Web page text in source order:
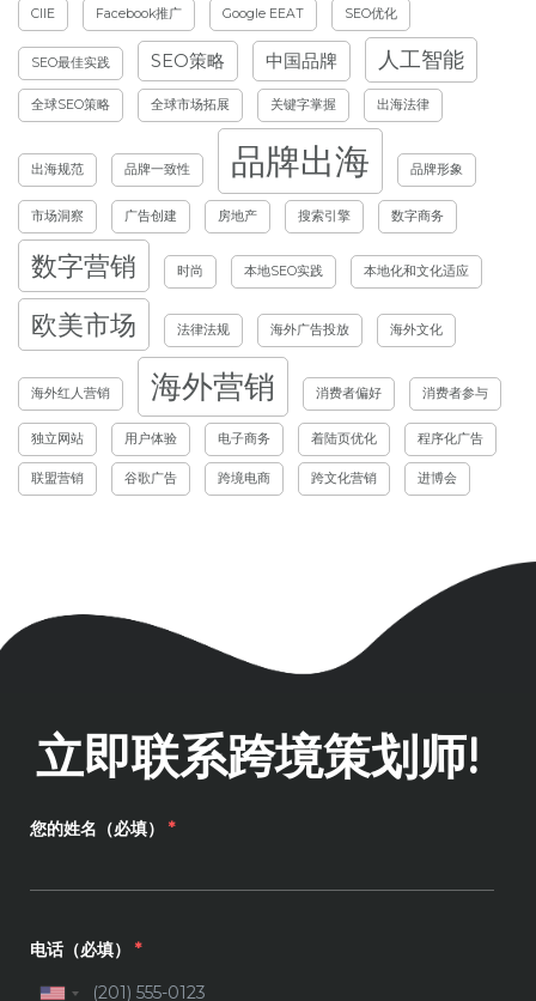
CIIE Facebook推广 Google EEAT SEO优化
SEO最佳实践 SEO策略 中国品牌 人工智能
全球SEO策略 全球市场拓展 关键字掌握 出海法律
出海规范 品牌一致性 品牌出海 品牌形象
市场洞察 广告创建 房地产 搜索引擎 数字商务
数字营销 时尚 本地SEO实践 本地化和文化适应
欧美市场 法律法规 海外广告投放 海外文化
海外红人营销 海外营销 消费者偏好 消费者参与
独立网站 用户体验 电子商务 着陆页优化 程序化广告
联盟营销 谷歌广告 跨境电商 跨文化营销 进博会
立即联系跨境策划师!
您的姓名（必填） *
电话（必填） *